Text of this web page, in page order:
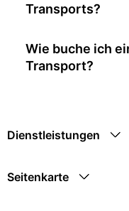
Transports?
Wie buche ich
Transport?
Dienstleistungen
Seitenkarte